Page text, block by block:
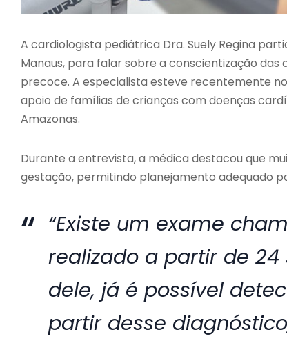
A cardiologista pediátrica Dra. Suely Regina
Manaus, para falar sobre a conscientização
precoce. A especialista esteve recentemente
apoio de famílias de crianças com doenças
Amazonas.
Durante a entrevista, a médica destacou que
gestação, permitindo planejamento adequado
“Existe um exame
realizado a partir de
dele, já é possível
partir desse